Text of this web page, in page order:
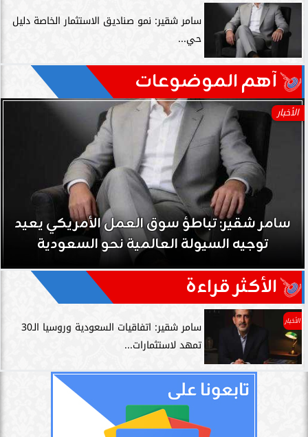
سامر شقير: نمو صناديق الاستثمار الخاصة دليل
حي...
آهم الموضوعات
الأخبار
سامر شقير: تباطؤ سوق العمل الأمريكي يعيد
توجيه السيولة العالمية نحو السعودية
الأكثر قراءة
الأخبار
سامر شقير: اتفاقيات السعودية وروسيا الـ30
تمهد لاستثمارات...